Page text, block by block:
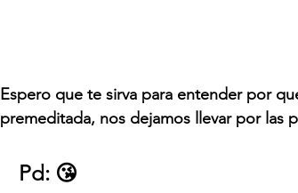
Espero que te sirva para entender por
premeditada, nos dejamos llevar por las
Pd: 😘